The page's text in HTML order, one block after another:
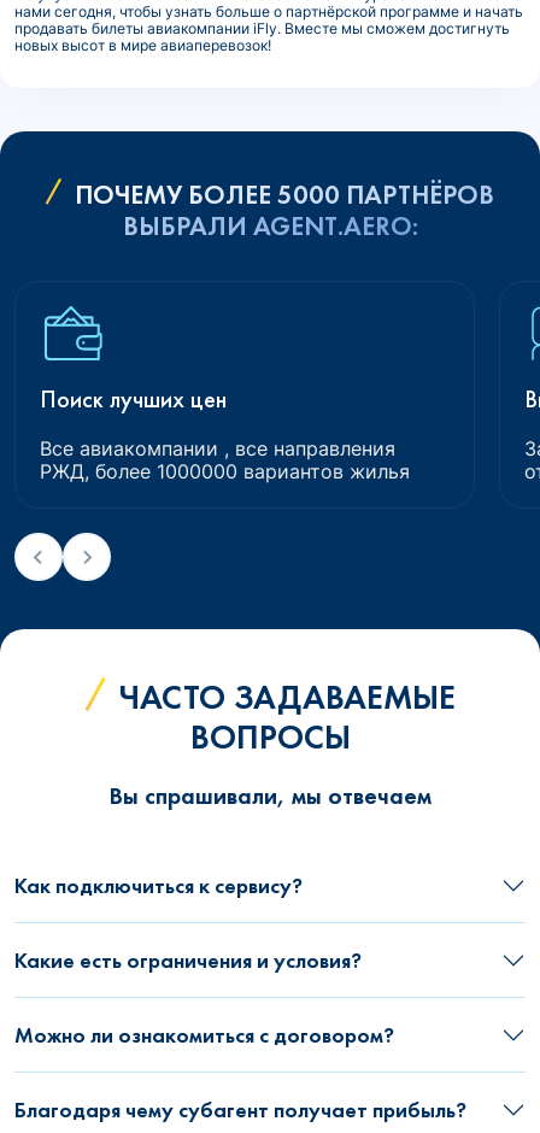
нами сегодня, чтобы узнать больше о партнёрской программе и начать
продавать билеты авиакомпании iFly. Вместе мы сможем достигнуть
новых высот в мире авиаперевозок!
ПОЧЕМУ БОЛЕЕ 5000 ПАРТНЁРОВ
ВЫБРАЛИ AGENT.AERO:
Поиск лучших цен
Все авиакомпании , все направления
РЖД, более 1000000 вариантов жилья
ЧАСТО ЗАДАВАЕМЫЕ
ВОПРОСЫ
Вы спрашивали, мы отвечаем
Как подключиться к сервису?
Какие есть ограничения и условия?
Можно ли ознакомиться с договором?
Благодаря чему субагент получает прибыль?